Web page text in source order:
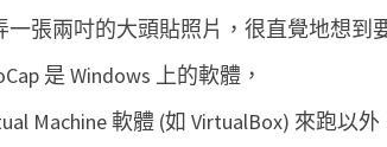
n
行
一張兩吋的大頭貼照片，很直覺地想到
是 Windows 上的軟體，
Machine 軟體 (如 VirtualBox) 來跑以